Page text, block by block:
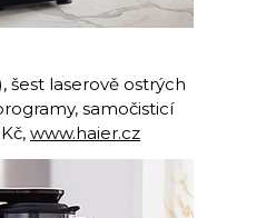
šest laserově ostrých
samočisticí
www.haier.cz